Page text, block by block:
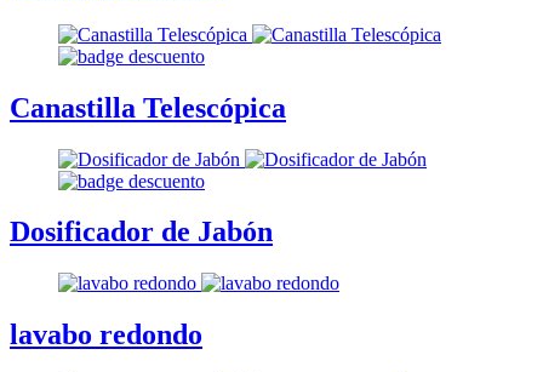
Canastilla Telescópica
Dosificador de Jabón
lavabo redondo